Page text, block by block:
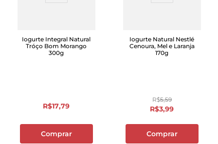
Iogurte Integral Natural
Tróço Bom Morango
300g
R$17,79
Comprar
Iogurte Natural Nestlé
Cenoura, Mel e Laranja
170g
R$5,59
R$3,99
Comprar